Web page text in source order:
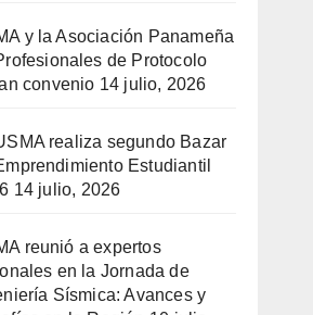
y la Asociación Panameña
de Protocolo
convenio 14 julio, 2026
realiza segundo Bazar
Estudiantil
14 julio, 2026
reunió a expertos
en la Jornada de
Sísmica: Avances y